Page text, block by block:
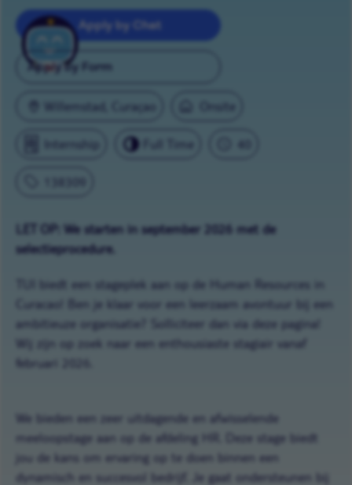
Apply by Chat
Apply by Form
Willemstad, Curaçao Onsite
Internship Full Time 40
LET OP: We starten in september 2026 met de
selectieprocedure.
TUI biedt een stageplek aan op de Human Resources in
Curacao! Ben je klaar voor een leerzaam avontuur bij een
ambitieuze organisatie? Solliciteer dan via deze pagina!
Wij zijn op zoek naar een enthousiaste stagiair vanaf
februari 2026.
We bieden een zeer uitdagende en afwisselende
meeloopstage aan op de afdeling HR. Deze stage biedt
jou de kans om ervaring op te doen binnen een
dynamisch en succesvol bedrijf. Je gaat ondersteunen bij